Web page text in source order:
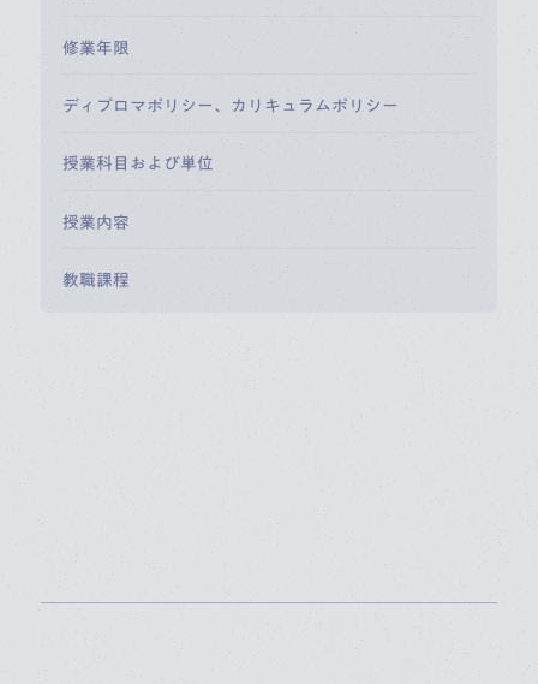
修業年限
ディプロマポリシー、カリキュラムポリシー
授業科目および単位
授業内容
教職課程